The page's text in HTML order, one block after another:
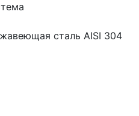
сталь AISI 304